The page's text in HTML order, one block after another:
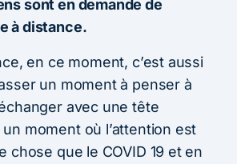
sont en demande de
à distance.
en ce moment, c’est aussi
un moment à penser à
avec une tête
moment où l’attention est
chose que le COVID 19 et en